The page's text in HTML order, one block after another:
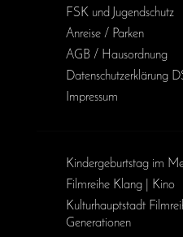
FSK und Jugendschutz
Anreise / Parken
AGB / Haus­ordnung
Daten­schutz­erklärung
Impressum
Kinder­geburts­tag im
Filmreihe Klang | Kino
Kulturhauptstadt
Generationen